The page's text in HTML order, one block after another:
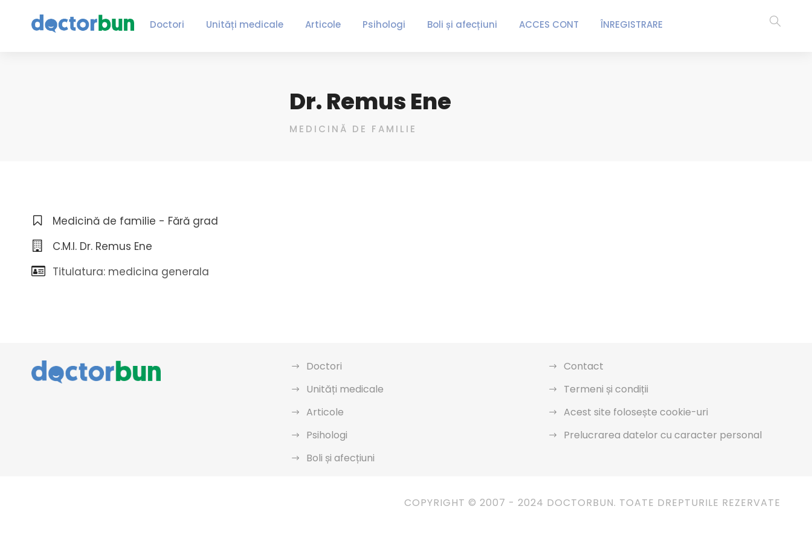
Doctori Unități medicale Articole Psihologi Boli și afecțiuni ACCES CONT ÎNREGISTRARE
Dr. Remus Ene
MEDICINĂ DE FAMILIE
Medicină de familie - Fără grad
C.M.I. Dr. Remus Ene
Titulatura: medicina generala
Doctori
Unități medicale
Articole
Psihologi
Boli și afecțiuni
Contact
Termeni și condiții
Acest site folosește cookie-uri
Prelucrarea datelor cu caracter personal
COPYRIGHT © 2007 - 2024 DOCTORBUN. TOATE DREPTURILE REZERVATE